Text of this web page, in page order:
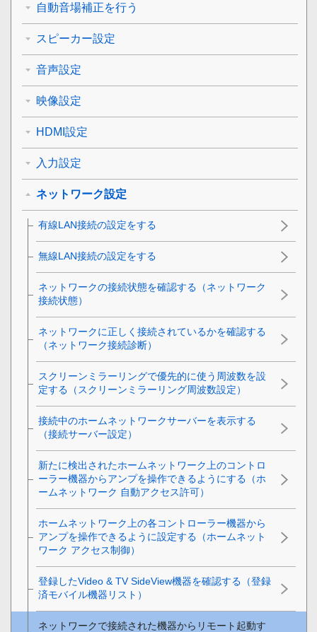
自動音場補正を行う
スピーカー設定
音声設定
映像設定
HDMI設定
入力設定
ネットワーク設定
有線LAN接続の設定をする
無線LAN接続の設定をする
ネットワークの接続状態を確認する（ネットワーク
接続状態）
ネットワークに正しく接続されているかを確認する
（ネットワーク接続診断）
スクリーンミラーリングで優先的に使う周波数を設
定する（スクリーンミラーリング周波数設定）
接続中のホームネットワークサーバーを表示する
（接続サーバー設定）
新たに検出されたホームネットワーク上のコントロ
ーラー機器からアンプを操作できるようにする（ホ
ームネットワーク 自動アクセス許可）
ホームネットワーク上の各コントローラー機器から
アンプを操作できるように設定する（ホームネット
ワーク アクセス制御）
登録したVideo & TV SideView機器を確認する（登録
済モバイル機器リスト）
ネットワークで接続された機器からリモート起動す